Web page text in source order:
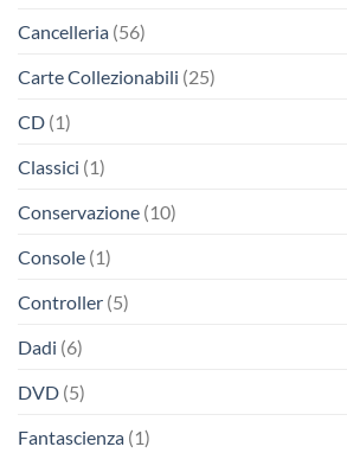
Cancelleria (56)
Carte Collezionabili (25)
CD (1)
Classici (1)
Conservazione (10)
Console (1)
Controller (5)
Dadi (6)
DVD (5)
Fantascienza (1)